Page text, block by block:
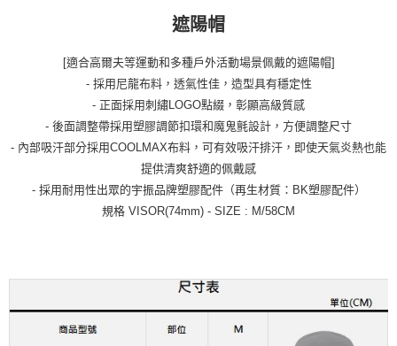
遮陽帽
[適合高爾夫等運動和多種戶外活動場景佩戴的遮陽帽]
- 採用尼龍布料，透氣性佳，造型具有穩定性
- 正面採用刺繡LOGO點綴，彰顯高級質感
- 後面調整帶採用塑膠調節扣環和魔鬼氈設計，方便調整尺寸
- 內部吸汗部分採用COOLMAX布料，可有效吸汗排汗，即使天氣炎熱也能
提供清爽舒適的佩戴感
- 採用耐用性出眾的宇振品牌塑膠配件（再生材質：BK塑膠配件）
規格 VISOR(74mm) - SIZE : M/58CM